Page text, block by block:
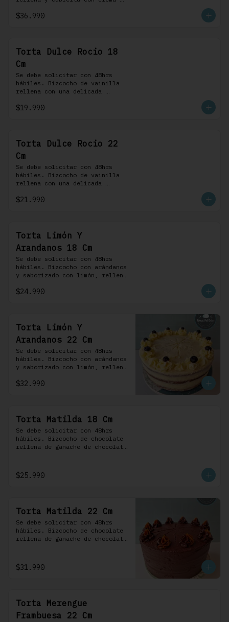
profiteroles.
$36.990
Torta Dulce Rocio 18
Cm
Se debe solicitar con 48hrs
hábiles. Bizcocho de vainilla
rellena con una delicada
de leche cubierta con nuestra
$19.990
Torta Dulce Rocio 22
Cm
Se debe solicitar con 48hrs
hábiles. Bizcocho de vainilla
rellena con una delicada
de leche cubierta con nuestra
$21.990
Torta Limón Y
Arandanos 18 Cm
Se debe solicitar con 48hrs
hábiles. Bizcocho con arándanos
y saborizado con limón, rellena
rojos y cubierta con un
$24.990
Torta Limón Y
Arandanos 22 Cm
Se debe solicitar con 48hrs
hábiles. Bizcocho con arándanos
y saborizado con limón, rellena
rojos y cubierta con un
$32.990
Torta Matilda 18 Cm
Se debe solicitar con 48hrs
hábiles. Bizcocho de chocolate
rellena de ganache de chocolate
chocolate.
$25.990
Torta Matilda 22 Cm
Se debe solicitar con 48hrs
hábiles. Bizcocho de chocolate
rellena de ganache de chocolate
chocolate.
$31.990
Torta Merengue
Frambuesa 22 Cm